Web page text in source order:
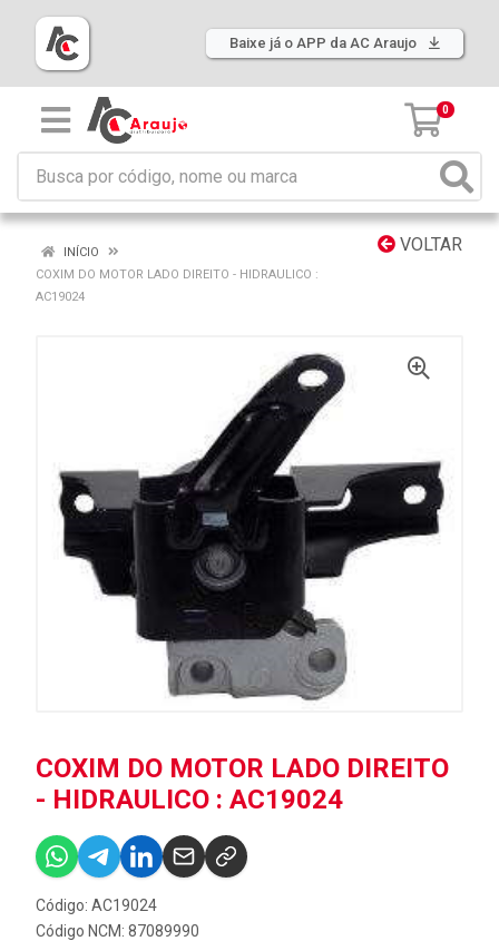
Baixe já o APP da AC Araujo
0
VOLTAR
INÍCIO
COXIM DO MOTOR LADO DIREITO - HIDRAULICO :
AC19024
COXIM DO MOTOR LADO DIREITO
- HIDRAULICO : AC19024
Código: AC19024
Código NCM: 87089990